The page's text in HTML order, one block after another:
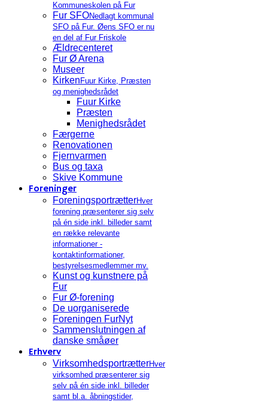
Kommuneskolen på Fur
Fur SFONedlagt kommunal
SFO på Fur. Øens SFO er nu
en del af Fur Friskole
Ældrecenteret
Fur Ø Arena
Museer
Kirken Fuur Kirke, Præsten
og menighedsrådet
Fuur Kirke
Præsten
Menighedsrådet
Færgerne
Renovationen
Fjernvarmen
Bus og taxa
Skive Kommune
Foreninger
ForeningsportrætterHver
forening præsenterer sig selv
på én side inkl. billeder samt
en række relevante
informationer -
kontaktinformationer,
bestyrelsesmedlemmer mv.
Kunst og kunstnere på
Fur
Fur Ø-forening
De uorganiserede
Foreningen FurNyt
Sammenslutningen af
danske småøer
Erhverv
VirksomhedsportrætterHver
virksomhed præsenterer sig
selv på én side inkl. billeder
samt bl.a. åbningstider,